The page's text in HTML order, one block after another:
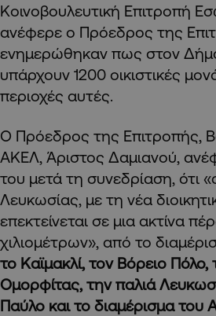
Κοινοβουλευτική Επιτροπή
ανέφερε ο Πρόεδρος της
ενημερώθηκαν πως στον
υπάρχουν 1200 οικιστικές
περιοχές αυτές.
Ο Πρόεδρος της Επιτροπής,
ΑΚΕΛ, Άριστος Δαμιανού,
του μετά τη συνεδρίαση, ότι
Λευκωσίας, με τη νέα
επεκτείνεται σε μια ακτίνα
χιλιομέτρων», από το
το Καϊμακλί, τον Βόρειο Πόλο,
Ομορφίτας, την παλιά
Παύλο και το διαμέρισμα του